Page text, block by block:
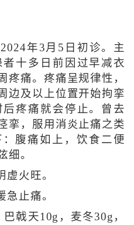
年3月5日初诊。主
十多日前因过早减衣
疼痛。疼痛呈规律性，
边及以上位置开始拘挛
疼痛就会停止。曾去
挛，服用消炎止痛之类
腹痛如上，饮食二便
细。
虚火旺。
急止痛。
戟天10g，麦冬30g，